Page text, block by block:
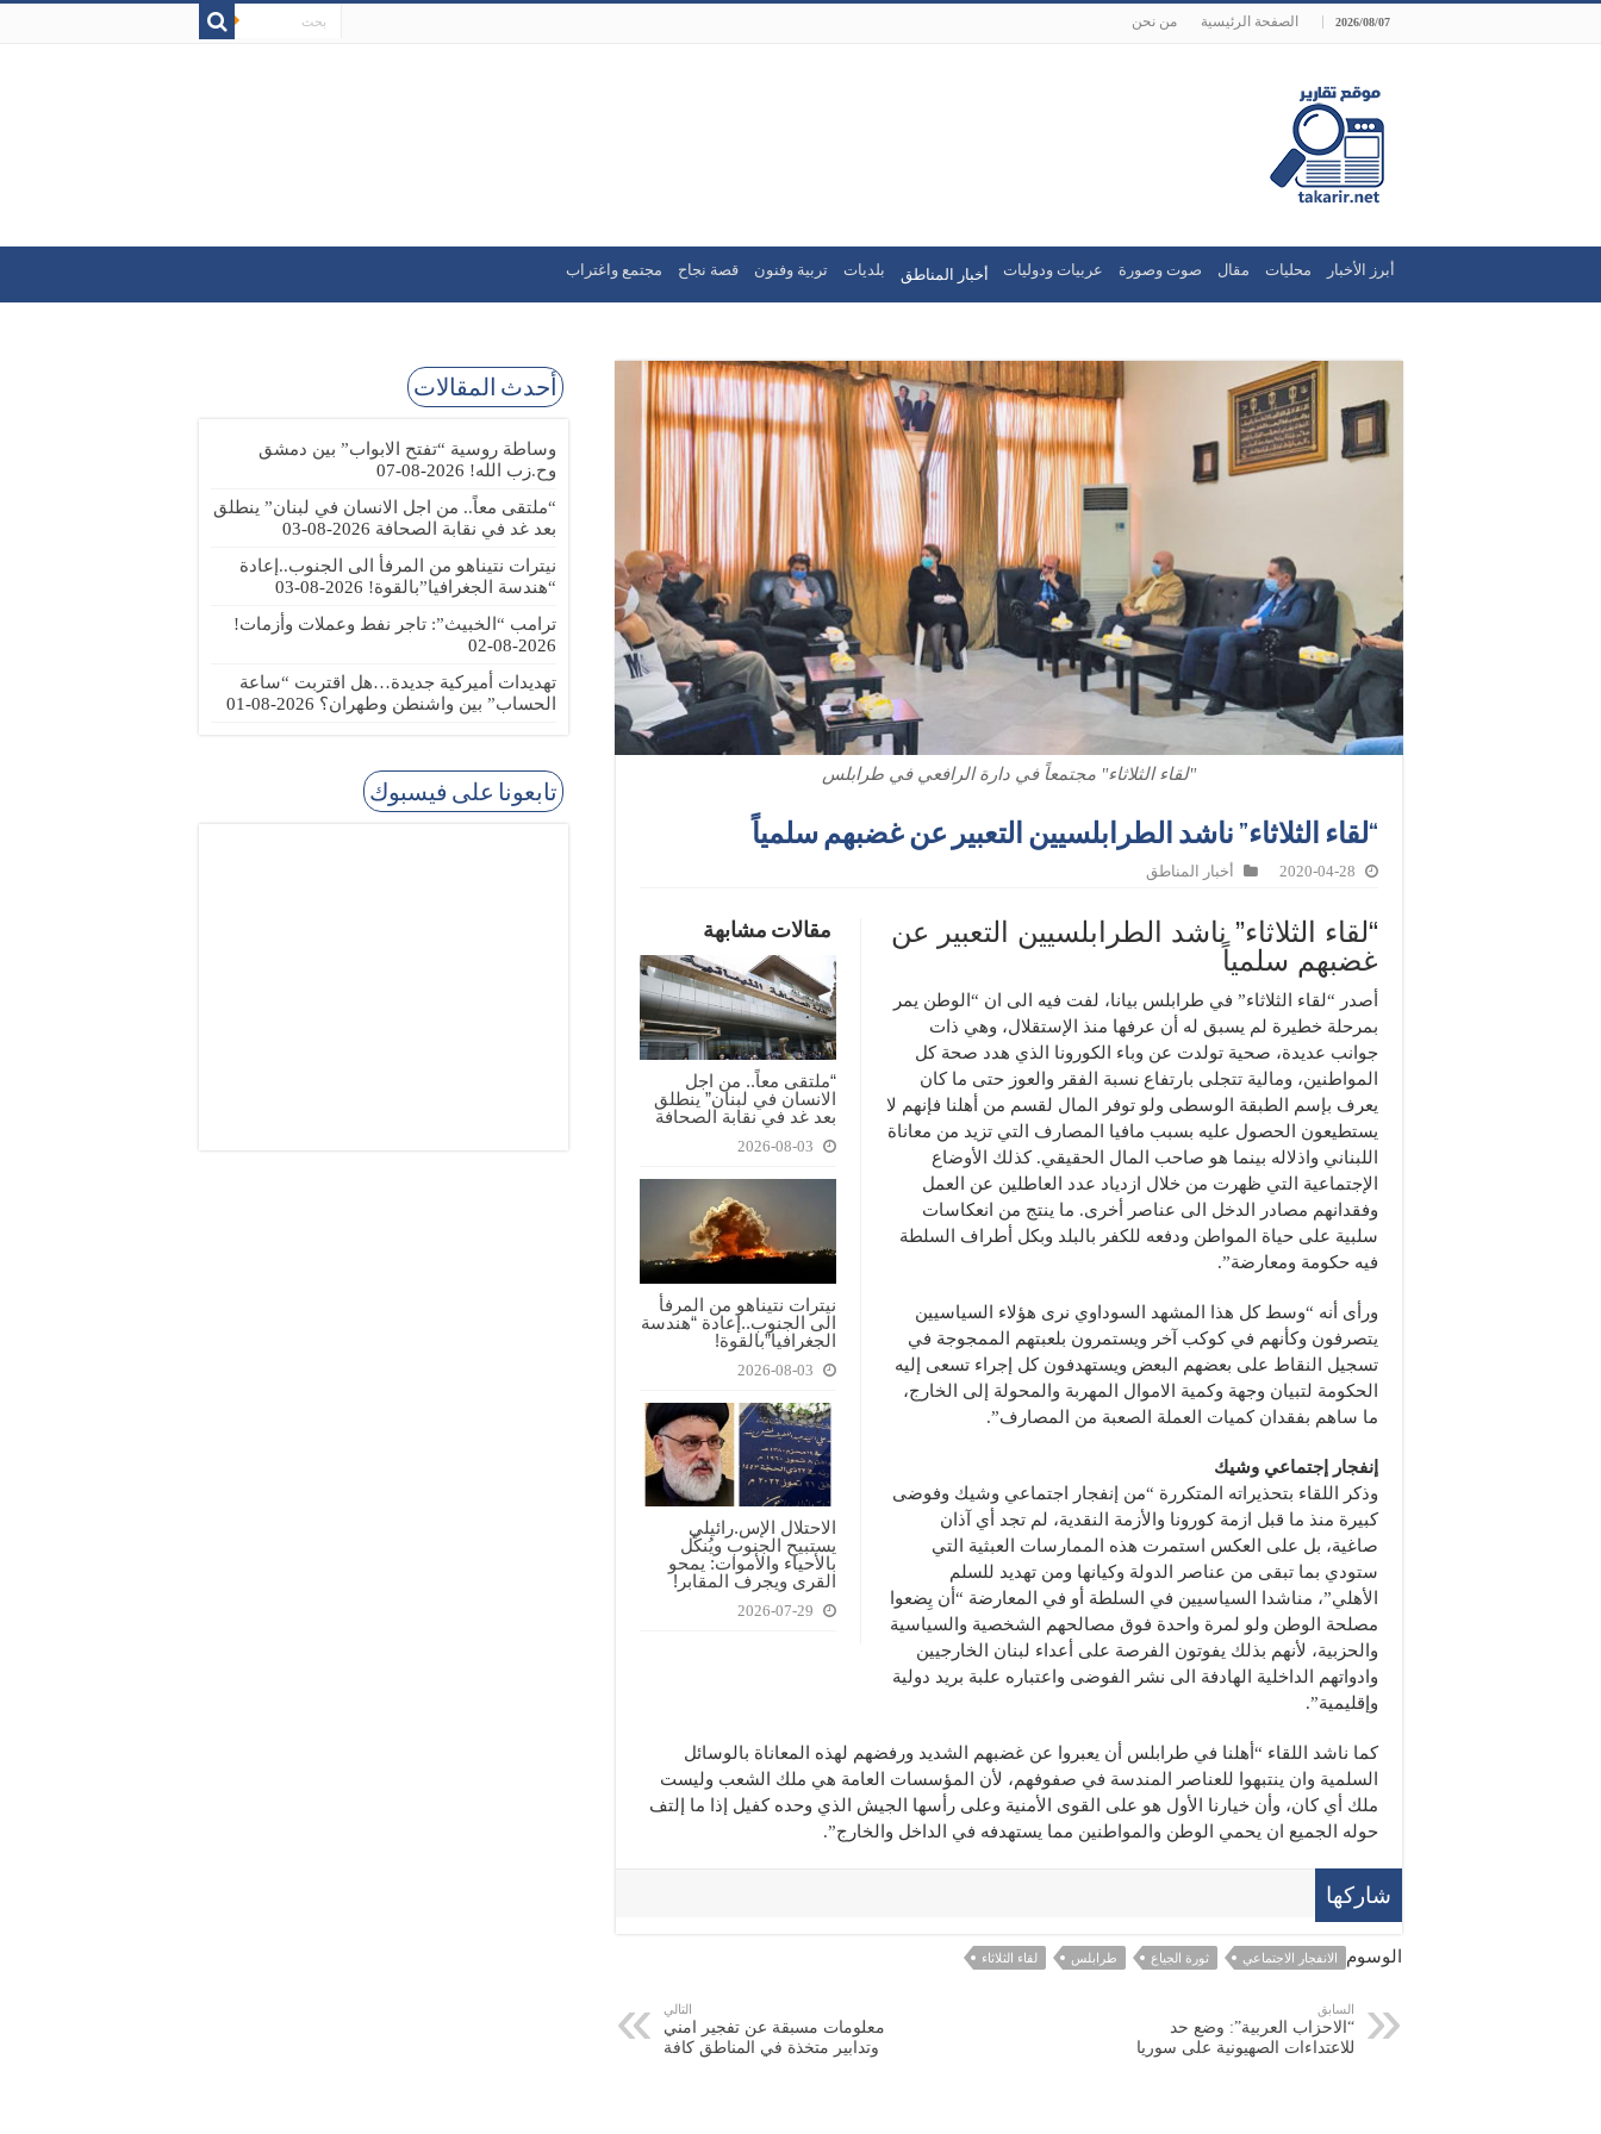
2026/08/07 الصفحة الرئيسية من نحن
أبرز الأخبار محليات مقال صوت وصورة عربيات ودوليات أخبار المناطق بلديات تربية وفنون قصة نجاح مجتمع واغتراب
"لقاء الثلاثاء" مجتمعاً في دارة الرافعي في طرابلس
“لقاء الثلاثاء” ناشد الطرابلسيين التعبير عن غضبهم سلمياً
2020-04-28 أخبار المناطق
مقالات مشابهة
“ملتقى معاً.. من اجل
الانسان في لبنان” ينطلق
بعد غد في نقابة الصحافة
2026-08-03
نيترات نتيناهو من المرفأ
الى الجنوب..إعادة “هندسة
الجغرافيا”بالقوة!
2026-08-03
الاحتلال الإس.رائيلي
يستبيح الجنوب ويُنكّل
بالأحياء والأموات: يمحو
القرى ويجرف المقابر!
2026-07-29
“لقاء الثلاثاء” ناشد الطرابلسيين التعبير عن
غضبهم سلمياً
أصدر “لقاء الثلاثاء” في طرابلس بيانا، لفت فيه الى ان “الوطن يمر
بمرحلة خطيرة لم يسبق له أن عرفها منذ الإستقلال، وهي ذات
جوانب عديدة، صحية تولدت عن وباء الكورونا الذي هدد صحة كل
المواطنين، ومالية تتجلى بارتفاع نسبة الفقر والعوز حتى ما كان
يعرف بإسم الطبقة الوسطى ولو توفر المال لقسم من أهلنا فإنهم لا
يستطيعون الحصول عليه بسبب مافيا المصارف التي تزيد من معاناة
اللبناني واذلاله بينما هو صاحب المال الحقيقي. كذلك الأوضاع
الإجتماعية التي ظهرت من خلال ازدياد عدد العاطلين عن العمل
وفقدانهم مصادر الدخل الى عناصر أخرى. ما ينتج من انعكاسات
سلبية على حياة المواطن ودفعه للكفر بالبلد وبكل أطراف السلطة
فيه حكومة ومعارضة”.
ورأى أنه “وسط كل هذا المشهد السوداوي نرى هؤلاء السياسيين
يتصرفون وكأنهم في كوكب آخر ويستمرون بلعبتهم الممجوجة في
تسجيل النقاط على بعضهم البعض ويستهدفون كل إجراء تسعى إليه
الحكومة لتبيان وجهة وكمية الاموال المهربة والمحولة إلى الخارج،
ما ساهم بفقدان كميات العملة الصعبة من المصارف”.
إنفجار إجتماعي وشيك
وذكر اللقاء بتحذيراته المتكررة “من إنفجار اجتماعي وشيك وفوضى
كبيرة منذ ما قبل ازمة كورونا والأزمة النقدية، لم تجد أي آذان
صاغية، بل على العكس استمرت هذه الممارسات العبثية التي
ستودي بما تبقى من عناصر الدولة وكيانها ومن تهديد للسلم
الأهلي”، مناشدا السياسيين في السلطة أو في المعارضة “أن يِضعوا
مصلحة الوطن ولو لمرة واحدة فوق مصالحهم الشخصية والسياسية
والحزبية، لأنهم بذلك يفوتون الفرصة على أعداء لبنان الخارجيين
وادواتهم الداخلية الهادفة الى نشر الفوضى واعتباره علبة بريد دولية
وإقليمية”.
كما ناشد اللقاء “أهلنا في طرابلس أن يعبروا عن غضبهم الشديد ورفضهم لهذه المعاناة بالوسائل
السلمية وان ينتبهوا للعناصر المندسة في صفوفهم، لأن المؤسسات العامة هي ملك الشعب وليست
ملك أي كان، وأن خيارنا الأول هو على القوى الأمنية وعلى رأسها الجيش الذي وحده كفيل إذا ما إلتف
حوله الجميع ان يحمي الوطن والمواطنين مما يستهدفه في الداخل والخارج”.
شاركها
الوسوم الانفجار الاجتماعي ثورة الجياع طرابلس لقاء الثلاثاء
السابق
“الاحزاب العربية”: وضع حد
للاعتداءات الصهيونية على سوريا
التالي
معلومات مسبقة عن تفجير امني
وتدابير متخذة في المناطق كافة
أحدث المقالات
وساطة روسية “تفتح الابواب” بين دمشق
وح.زب الله! 2026-08-07
“ملتقى معاً.. من اجل الانسان في لبنان” ينطلق
بعد غد في نقابة الصحافة 2026-08-03
نيترات نتيناهو من المرفأ الى الجنوب..إعادة
“هندسة الجغرافيا”بالقوة! 2026-08-03
ترامب “الخبيث”: تاجر نفط وعملات وأزمات!
2026-08-02
تهديدات أميركية جديدة…هل اقتربت “ساعة
الحساب” بين واشنطن وطهران؟ 2026-08-01
تابعونا على فيسبوك